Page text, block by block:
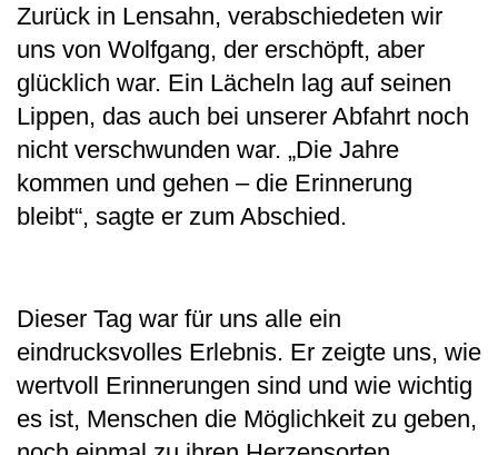
Zurück in Lensahn, verabschiedeten wir
uns von Wolfgang, der erschöpft, aber
glücklich war. Ein Lächeln lag auf seinen
Lippen, das auch bei unserer Abfahrt noch
nicht verschwunden war. „Die Jahre
kommen und gehen – die Erinnerung
bleibt“, sagte er zum Abschied.
Dieser Tag war für uns alle ein
eindrucksvolles Erlebnis. Er zeigte uns, wie
wertvoll Erinnerungen sind und wie wichtig
es ist, Menschen die Möglichkeit zu geben,